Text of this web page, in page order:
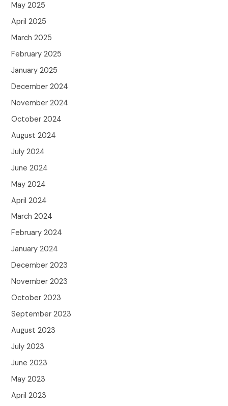
May 2025
April 2025
March 2025
February 2025
January 2025
December 2024
November 2024
October 2024
August 2024
July 2024
June 2024
May 2024
April 2024
March 2024
February 2024
January 2024
December 2023
November 2023
October 2023
September 2023
August 2023
July 2023
June 2023
May 2023
April 2023